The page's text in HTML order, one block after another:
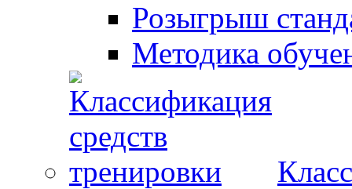
Розыгрыш
Методика